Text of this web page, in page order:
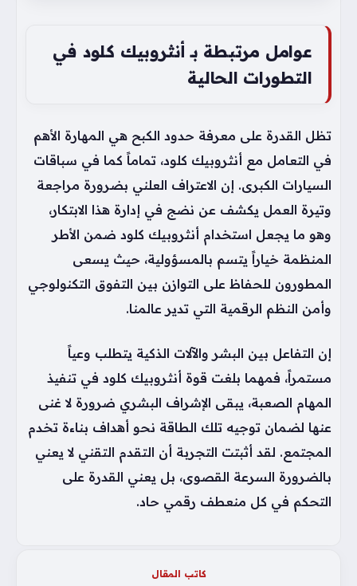
عوامل مرتبطة بـ أنثروبيك كلود في
التطورات الحالية
تظل القدرة على معرفة حدود الكبح هي المهارة الأهم
في التعامل مع أنثروبيك كلود، تماماً كما في سباقات
السيارات الكبرى. إن الاعتراف العلني بضرورة مراجعة
وتيرة العمل يكشف عن نضج في إدارة هذا الابتكار،
وهو ما يجعل استخدام أنثروبيك كلود ضمن الأطر
المنظمة خياراً يتسم بالمسؤولية، حيث يسعى
المطورون للحفاظ على التوازن بين التفوق التكنولوجي
وأمن النظم الرقمية التي تدير عالمنا.
إن التفاعل بين البشر والآلات الذكية يتطلب وعياً
مستمراً، فمهما بلغت قوة أنثروبيك كلود في تنفيذ
المهام الصعبة، يبقى الإشراف البشري ضرورة لا غنى
عنها لضمان توجيه تلك الطاقة نحو أهداف بناءة تخدم
المجتمع. لقد أثبتت التجربة أن التقدم التقني لا يعني
بالضرورة السرعة القصوى، بل يعني القدرة على
التحكم في كل منعطف رقمي حاد.
كاتب المقال